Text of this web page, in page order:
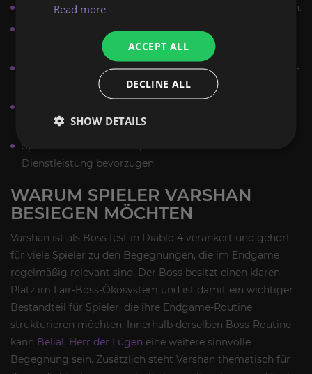
Spieler, die Varshan gezielt im Endgame besiegen wollen.
Abenteurer, die ihren Fortschritt im Boss-System
beschleunigen möchten.
Spieler mit wenig Zeit, die dennoch bestimmte Diablo-4-
Inhalte abschließen wollen.
absolvieren möchten.
Spieler, die eine diskrete, saubere und zielorientierte
Dienstleistung bevorzugen.
WARUM SPIELER VARSHAN
BESIEGEN MÖCHTEN
Varshan ist als Boss fest in Diablo 4 verankert und gehört
für viele Spieler zu den Begegnungen, die im Endgame
regelmäßig relevant sind. Der Boss besitzt einen klaren
Platz im Lair-Boss-Ökosystem und ist damit ein wichtiger
Bestandteil für Spieler, die ihre Endgame-Routine
strukturieren möchten. Innerhalb derselben Boss-Routine
kann Belial, Herr der Lügen eine weitere sinnvolle
Begegnung sein. Zusätzlich steht Varshan thematisch für
Read more
ACCEPT ALL
DECLINE ALL
SHOW DETAILS